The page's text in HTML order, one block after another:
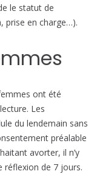
le statut de
prise en charge…).
ont été
Les
du lendemain sans
préalable
avorter, il n’y
réflexion de 7 jours.